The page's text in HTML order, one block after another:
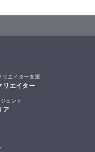
リエイター支援
リエイター
ェント
ア